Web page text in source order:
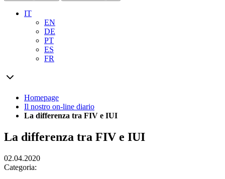
IT
EN
DE
PT
ES
FR
Homepage
Il nostro on-line diario
La differenza tra FIV e IUI
La differenza tra FIV e IUI
02.04.2020
Categoria: